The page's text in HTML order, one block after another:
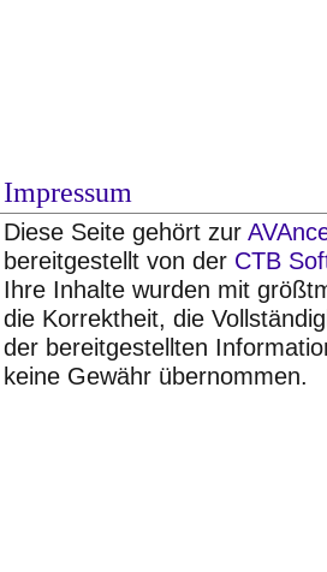
Impressum
Diese Seite gehört zur
bereitgestellt von der CTB
Ihre Inhalte wurden mit
die Korrektheit, die
der bereitgestellten
keine Gewähr übernommen.